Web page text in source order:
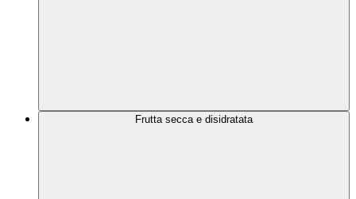
Frutta secca e disidratata